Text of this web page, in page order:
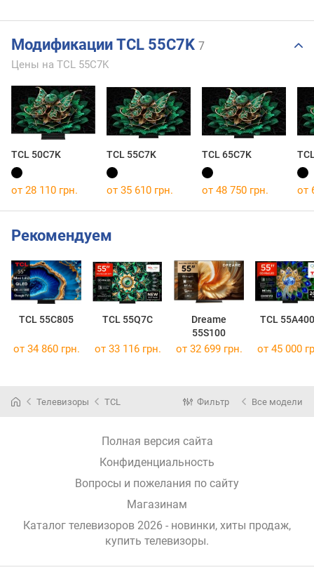
Модификации TCL 55C7K 7
Цены на TCL 55C7K
TCL 50C7K TCL 55C7K TCL 65C7K
от 28 110 грн. от 35 610 грн. от 48 750 грн. от
Рекомендуем
TCL 55C805 TCL 55Q7C
Dreame
55S100
TCL
от 34 860 грн. от 33 116 грн. от 32 699 грн. от 45 000
Телевизоры TCL Фильтр Все модели
Полная версия сайта
Конфиденциальность
Вопросы и пожелания по сайту
Магазинам
Каталог телевизоров 2026 - новинки, хиты продаж,
купить телевизоры.